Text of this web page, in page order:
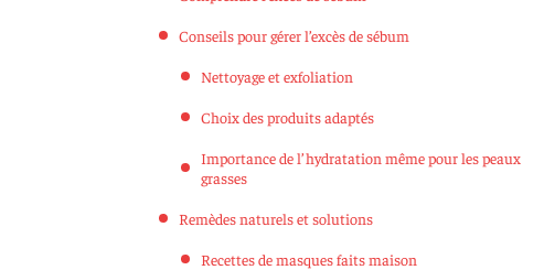
Conseils pour gérer l’excès de sébum
Nettoyage et exfoliation
Choix des produits adaptés
Importance de l’hydratation même pour les peaux
grasses
Remèdes naturels et solutions
Recettes de masques faits maison